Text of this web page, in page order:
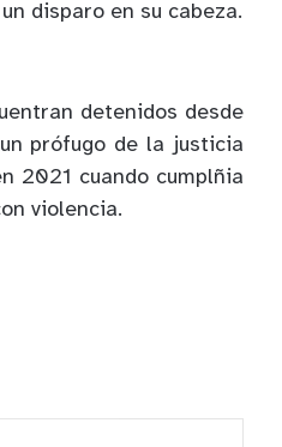
disparo en su cabeza.
detenidos desde
prófugo de la justicia
2021 cuando cumplñia
violencia.